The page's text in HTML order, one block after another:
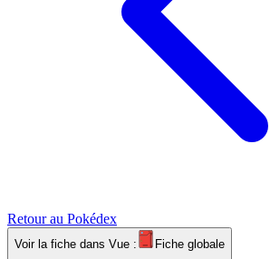
Retour au Pokédex
Voir la fiche dans Vue : Fiche globale